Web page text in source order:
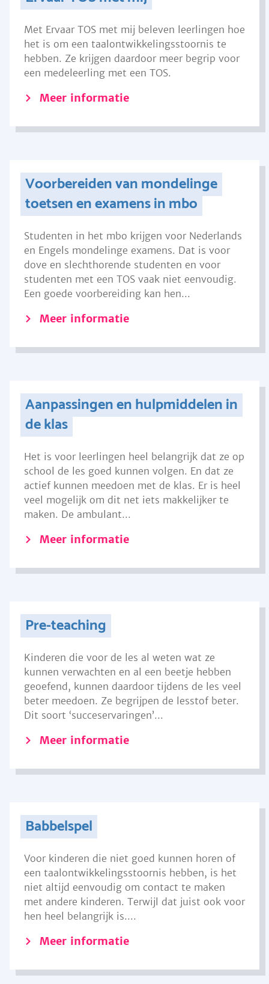
Met Ervaar TOS met mij beleven leerlingen hoe
het is om een taalontwikkelingsstoornis te
hebben. Ze krijgen daardoor meer begrip voor
een medeleerling met een TOS.
Meer informatie
Voorbereiden van mondelinge
toetsen en examens in mbo
Studenten in het mbo krijgen voor Nederlands
en Engels mondelinge examens. Dat is voor
dove en slechthorende studenten en voor
studenten met een TOS vaak niet eenvoudig.
Een goede voorbereiding kan hen...
Meer informatie
Aanpassingen en hulpmiddelen in
de klas
Het is voor leerlingen heel belangrijk dat ze op
school de les goed kunnen volgen. En dat ze
actief kunnen meedoen met de klas. Er is heel
veel mogelijk om dit net iets makkelijker te
maken. De ambulant...
Meer informatie
Pre-teaching
Kinderen die voor de les al weten wat ze
kunnen verwachten en al een beetje hebben
geoefend, kunnen daardoor tijdens de les veel
beter meedoen. Ze begrijpen de lesstof beter.
Dit soort ‘succeservaringen’...
Meer informatie
Babbelspel
Voor kinderen die niet goed kunnen horen of
een taalontwikkelingsstoornis hebben, is het
niet altijd eenvoudig om contact te maken
met andere kinderen. Terwijl dat juist ook voor
hen heel belangrijk is....
Meer informatie